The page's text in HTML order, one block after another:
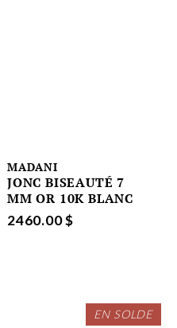
MADANI
JONC BISEAUTÉ 7
MM OR 10K BLANC
2460.00 $
EN SOLDE